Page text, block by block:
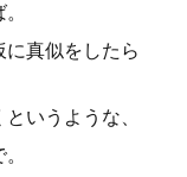
真似をしたら
いうような、